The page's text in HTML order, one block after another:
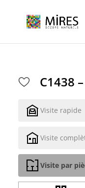
C1438
Visite rapide
Visite
Visite par